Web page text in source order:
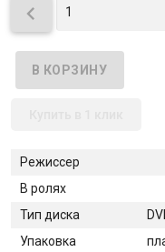

Режиссер
В ролях
Тип диска
Упаковка